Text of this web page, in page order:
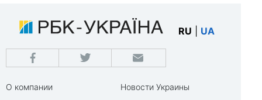
RU UA
О компании
Новости Украины